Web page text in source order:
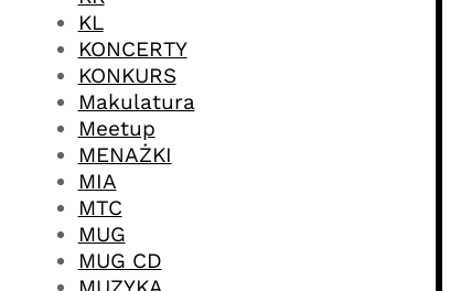
KL
KONCERTY
KONKURS
Makulatura
Meetup
MENAŻKI
MIA
MTC
MUG
MUG CD